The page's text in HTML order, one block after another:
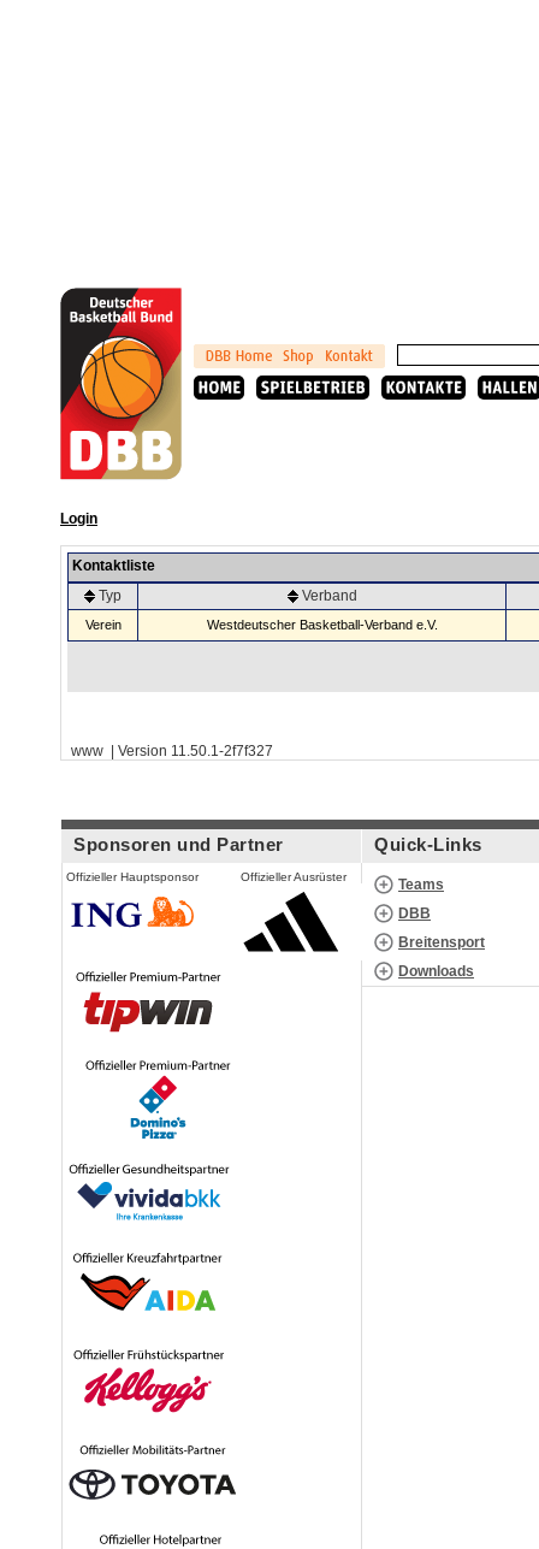
Login
Kontaktliste
Typ
Verband
Verein Westdeutscher Basketball-Verband e.V.
www | Version 11.50.1-2f7f327
Sponsoren und Partner
Offizieller Hauptsponsor Offizieller Ausrüster
Quick-Links
Teams
DBB
Breitensport
Downloads